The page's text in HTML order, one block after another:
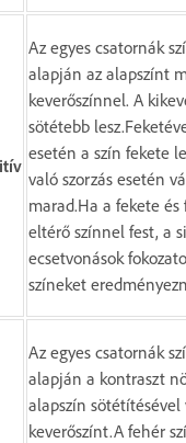
Az egyes csatornák
alapján az alapszínt
keverőszínnel. A
sötétebb
esetén a szín fekete
való szorzás esetén
marad.Ha a fekete
eltérő színnel fest, a
ecsetvonások
színeket
Az egyes csatornák
alapján a kontraszt
alapszín sötétítésével
keverőszínt.A fehér